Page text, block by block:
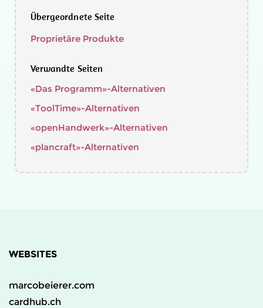
Übergeordnete Seite
Proprietäre Produkte
Verwandte Seiten
«Das Programm»-Alternativen
«ToolTime»-Alternativen
«openHandwerk»-Alternativen
«plancraft»-Alternativen
WEBSITES
marcobeierer.com
cardhub.ch